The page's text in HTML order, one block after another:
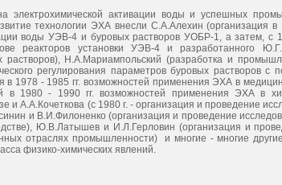
электрохимической активации воды и успешных
технологии ЭХА внесли С.А.Алехин (организация в
воды УЭВ-4 и буровых растворов УОБР-1, а затем, с
реакторов установки УЭВ-4 и разработанного
растворов), Н.А.Мариампольский (разработка и
регулирования параметров буровых
в 1978 - 1985 гг. возможностей применения ЭХА в
в 1980 - 1990 гг. возможностей применения ЭХА в
и А.А.Кочеткова (с 1980 г. - организация и проведение
и В.И.Филоненко (организация и проведение
Ю.В.Латышев и И.Л.Герловин (организация и
отраслях промышленности) и многие - многие
физико-химических явлений.